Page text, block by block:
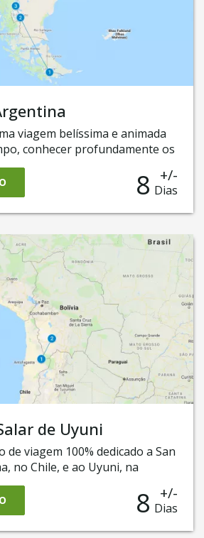
viagem belíssima e animada
conhecer profundamente os
da Patagônia Argentina,
ideal. Você terá a
uma experiência
Chaltén, a capital mundial do
Glaciar Perito Moreno e
mundo.
8 +/-
Dias
de Uyuni
de viagem 100% dedicado a San
no Chile, e ao Uyuni, na
a conhecer a cidade de San
onde será possível conhecer o
do Atacama como as famosas
Também nele, você vai cruzar
8 +/-
Dias